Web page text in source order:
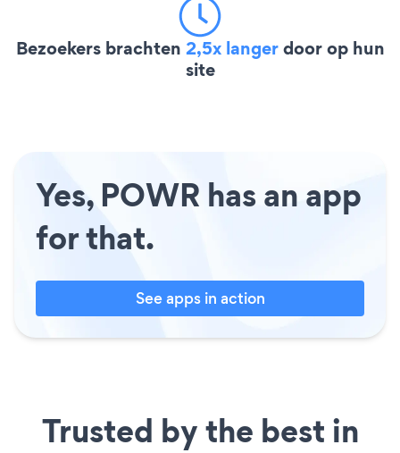
Bezoekers brachten 2,5x langerdoor op hun
site
Yes, POWR has an app
for that.
See apps in action
Trusted by the best in